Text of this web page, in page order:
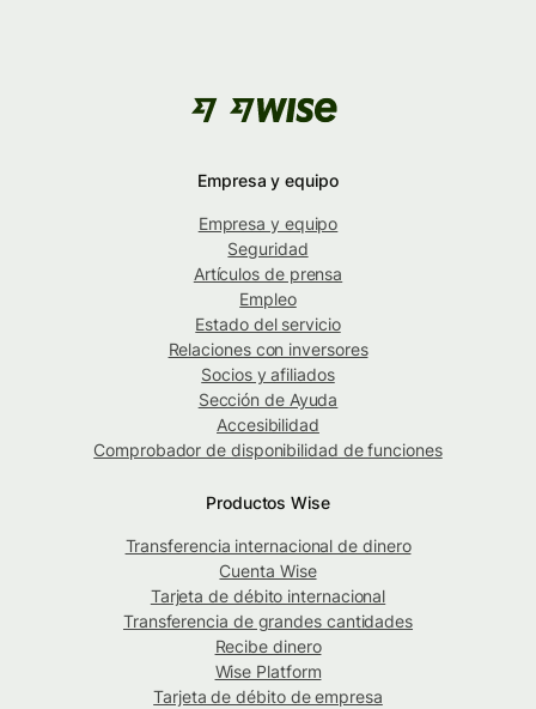
Empresa y equipo
Empresa y equipo
Seguridad
Artículos de prensa
Empleo
Estado del servicio
Relaciones con inversores
Socios y afiliados
Sección de Ayuda
Accesibilidad
Comprobador de disponibilidad de funciones
Productos Wise
Transferencia internacional de dinero
Cuenta Wise
Tarjeta de débito internacional
Transferencia de grandes cantidades
Recibe dinero
Wise Platform
Tarjeta de débito de empresa